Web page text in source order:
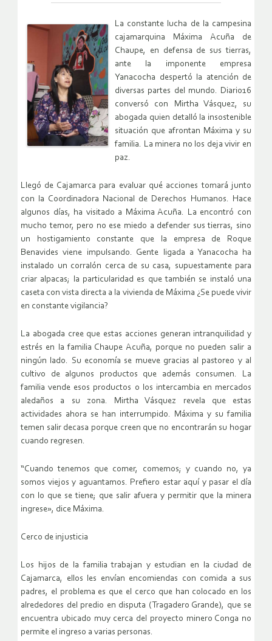
La constante lucha de la campesina
cajamarquina Máxima Acuña de
Chaupe, en defensa de sus tierras,
ante la imponente empresa
Yanacocha despertó la atención de
diversas partes del mundo. Diario16
conversó con Mirtha Vásquez, su
abogada quien detalló la insostenible
situación que afrontan Máxima y su
familia. La minera no los deja vivir en
paz.
Llegó de Cajamarca para evaluar qué acciones tomará junto
con la Coordinadora Nacional de Derechos Humanos. Hace
algunos días, ha visitado a Máxima Acuña. La encontró con
mucho temor, pero no ese miedo a defender sus tierras, sino
un hostigamiento constante que la empresa de Roque
Benavides viene impulsando. Gente ligada a Yanacocha ha
instalado un corralón cerca de su casa, supuestamente para
criar alpacas; la particularidad es que también se instaló una
caseta con vista directa a la vivienda de Máxima ¿Se puede vivir
en constante vigilancia?
La abogada cree que estas acciones generan intranquilidad y
estrés en la familia Chaupe Acuña, porque no pueden salir a
ningún lado. Su economía se mueve gracias al pastoreo y al
cultivo de algunos productos que además consumen. La
familia vende esos productos o los intercambia en mercados
aledaños a su zona. Mirtha Vásquez revela que estas
actividades ahora se han interrumpido. Máxima y su familia
temen salir decasa porque creen que no encontrarán su hogar
cuando regresen.
“Cuando tenemos que comer, comemos; y cuando no, ya
somos viejos y aguantamos. Prefiero estar aquí y pasar el día
con lo que se tiene; que salir afuera y permitir que la minera
ingrese», dice Máxima.
Cerco de injusticia
Los hijos de la familia trabajan y estudian en la ciudad de
Cajamarca, ellos les envían encomiendas con comida a sus
padres, el problema es que el cerco que han colocado en los
alrededores del predio en disputa (Tragadero Grande), que se
encuentra ubicado muy cerca del proyecto minero Conga no
permite el ingreso a varias personas.